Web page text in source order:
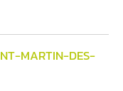
MARTIN-DES-